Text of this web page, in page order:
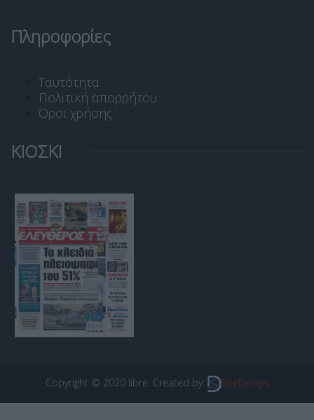
Πληροφορίες
Ταυτότητα
Πολιτική απορρήτου
Όροι χρήσης
ΚΙΟΣΚΙ
Copyright © 2020 libre. Created by: SiteDesign